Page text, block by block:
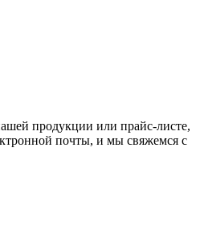
продукции или прайс-листе,
почты, и мы свяжемся с